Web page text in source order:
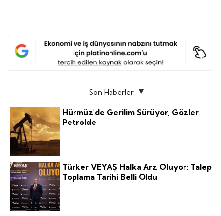
Son Haberler
Hürmüz'de Gerilim Sürüyor, Gözler
Petrolde
Türker VEYAŞ Halka Arz Oluyor: Talep
Toplama Tarihi Belli Oldu